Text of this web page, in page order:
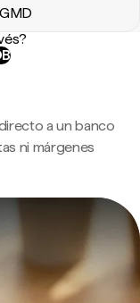
GMD
a un banco
ni márgenes